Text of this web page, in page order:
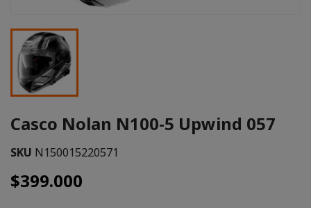
Casco Nolan N100-5 Upwind 057
SKU N150015220571
$399.000